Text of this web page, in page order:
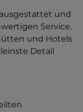
und
Service.
und Hotels
Detail